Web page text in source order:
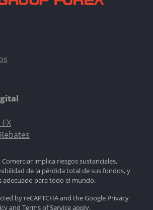
implica riesgos sustanciales,
de la pérdida total de sus fondos, y
adecuado para todo el mundo.
by reCAPTCHA and the Google Privacy
and Terms of Serviceapply.